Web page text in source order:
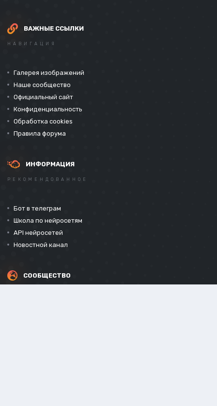
ВАЖНЫЕ ССЫЛКИ
НАВИГАЦИЯ
Галерея изображений
Наше сообщество
Официальный сайт
Конфиденциальность
Обработка cookies
Правила форума
ИНФОРМАЦИЯ
РЕКОМЕНДОВАННОЕ
Бот в телеграм
Школа по нейросетям
API нейросетей
Новостной канал
СООБЩЕСТВО